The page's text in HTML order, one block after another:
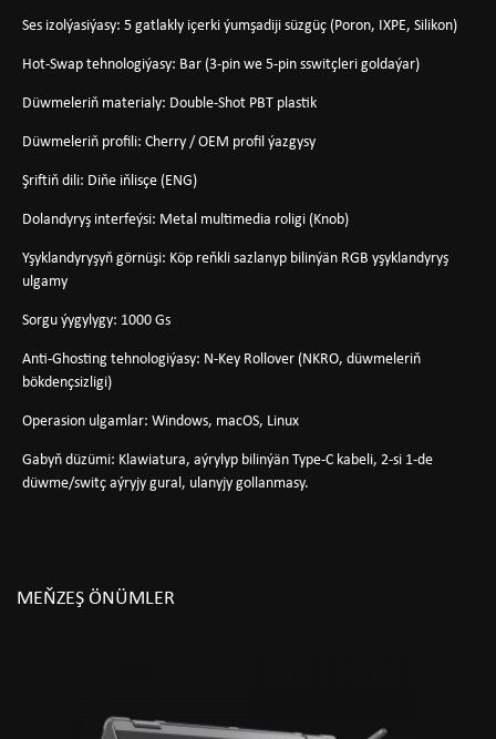
Ses izolýasiýasy: 5 gatlakly içerki ýumşadiji süzgüç (Poron, IXPE, Silikon)
Hot-Swap tehnologiýasy: Bar (3-pin we 5-pin sswitçleri goldaýar)
Düwmeleriň materialy: Double-Shot PBT plastik
Düwmeleriň profili: Cherry / OEM profil ýazgysy
Şriftiň dili: Diňe iňlisçe (ENG)
Dolandyryş interfeýsi: Metal multimedia roligi (Knob)
Yşyklandyryşyň görnüşi: Köp reňkli sazlanyp bilinýän RGB yşyklandyryş
ulgamy
Sorgu ýygylygy: 1000 Gs
Anti-Ghosting tehnologiýasy: N-Key Rollover (NKRO, düwmeleriň
bökdençsizligi)
Operasion ulgamlar: Windows, macOS, Linux
Gabyň düzümi: Klawiatura, aýrylyp bilinýän Type-C kabeli, 2-si 1-de
düwme/switç aýryjy gural, ulanyjy gollanmasy.
MEŇZEŞ ÖNÜMLER